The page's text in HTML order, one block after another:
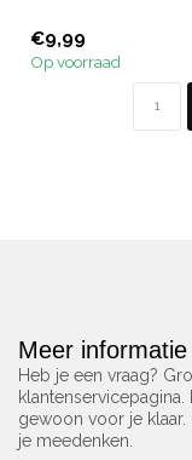
€9,99
Op voorraad
Meer informatie
Heb je een vraag?
gewoon voor je
je meedenken.